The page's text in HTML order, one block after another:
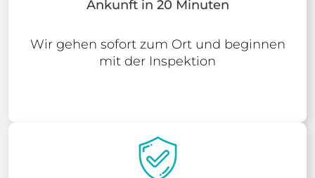
Ankunft in 20 Minuten
Wir gehen sofort zum Ort und beginnen
mit der Inspektion